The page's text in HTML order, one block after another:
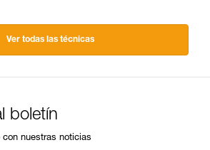
Ver todas las técnicas
boletín
nuestras noticias